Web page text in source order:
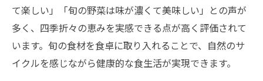
て楽しい」「旬の野菜は味が濃くて美味しい」との声が
多く、四季折々の恵みを実感できる点が高く評価されて
います。旬の食材を食卓に取り入れることで、自然のサ
イクルを感じながら健康的な食生活が実現できます。